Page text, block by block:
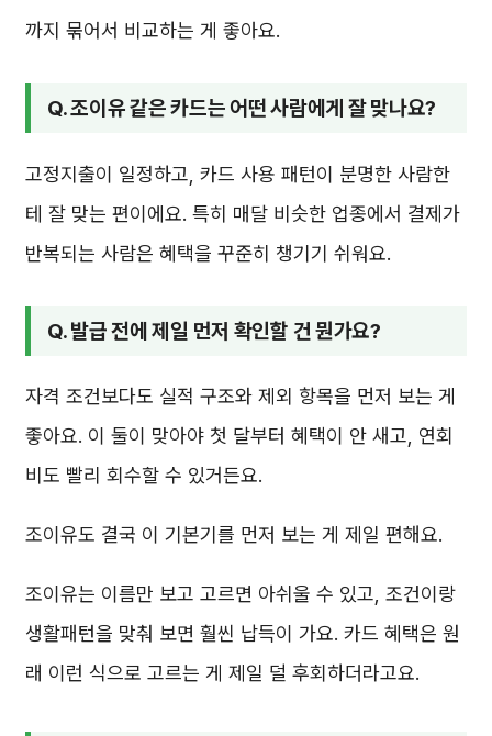
까지 묶어서 비교하는 게 좋아요.
Q. 조이유 같은 카드는 어떤 사람에게 잘 맞나요?
고정지출이 일정하고, 카드 사용 패턴이 분명한 사람한
테 잘 맞는 편이에요. 특히 매달 비슷한 업종에서 결제가
반복되는 사람은 혜택을 꾸준히 챙기기 쉬워요.
Q. 발급 전에 제일 먼저 확인할 건 뭔가요?
자격 조건보다도 실적 구조와 제외 항목을 먼저 보는 게
좋아요. 이 둘이 맞아야 첫 달부터 혜택이 안 새고, 연회
비도 빨리 회수할 수 있거든요.
조이유도 결국 이 기본기를 먼저 보는 게 제일 편해요.
조이유는 이름만 보고 고르면 아쉬울 수 있고, 조건이랑
생활패턴을 맞춰 보면 훨씬 납득이 가요. 카드 혜택은 원
래 이런 식으로 고르는 게 제일 덜 후회하더라고요.